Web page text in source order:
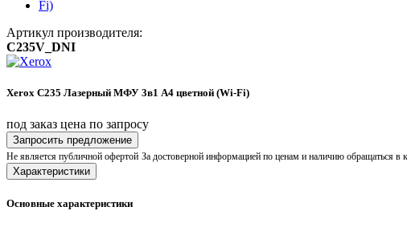
Артикул производителя:
C235V_DNI
Xerox C235 Лазерный МФУ 3в1 А4 цветной (Wi-Fi)
под заказ цена по запросу
Запросить предложение
Не является публичной офертой За достоверной информацией по ценам и наличию обращаться в
Характеристики
Основные характеристики